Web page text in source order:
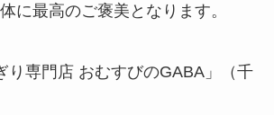
に最高のご褒美となります。
り専門店 おむすびのGABA」（千